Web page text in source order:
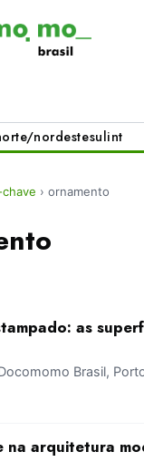
nordestesulint
› ornamento
as
Brasil,
na arquitetura